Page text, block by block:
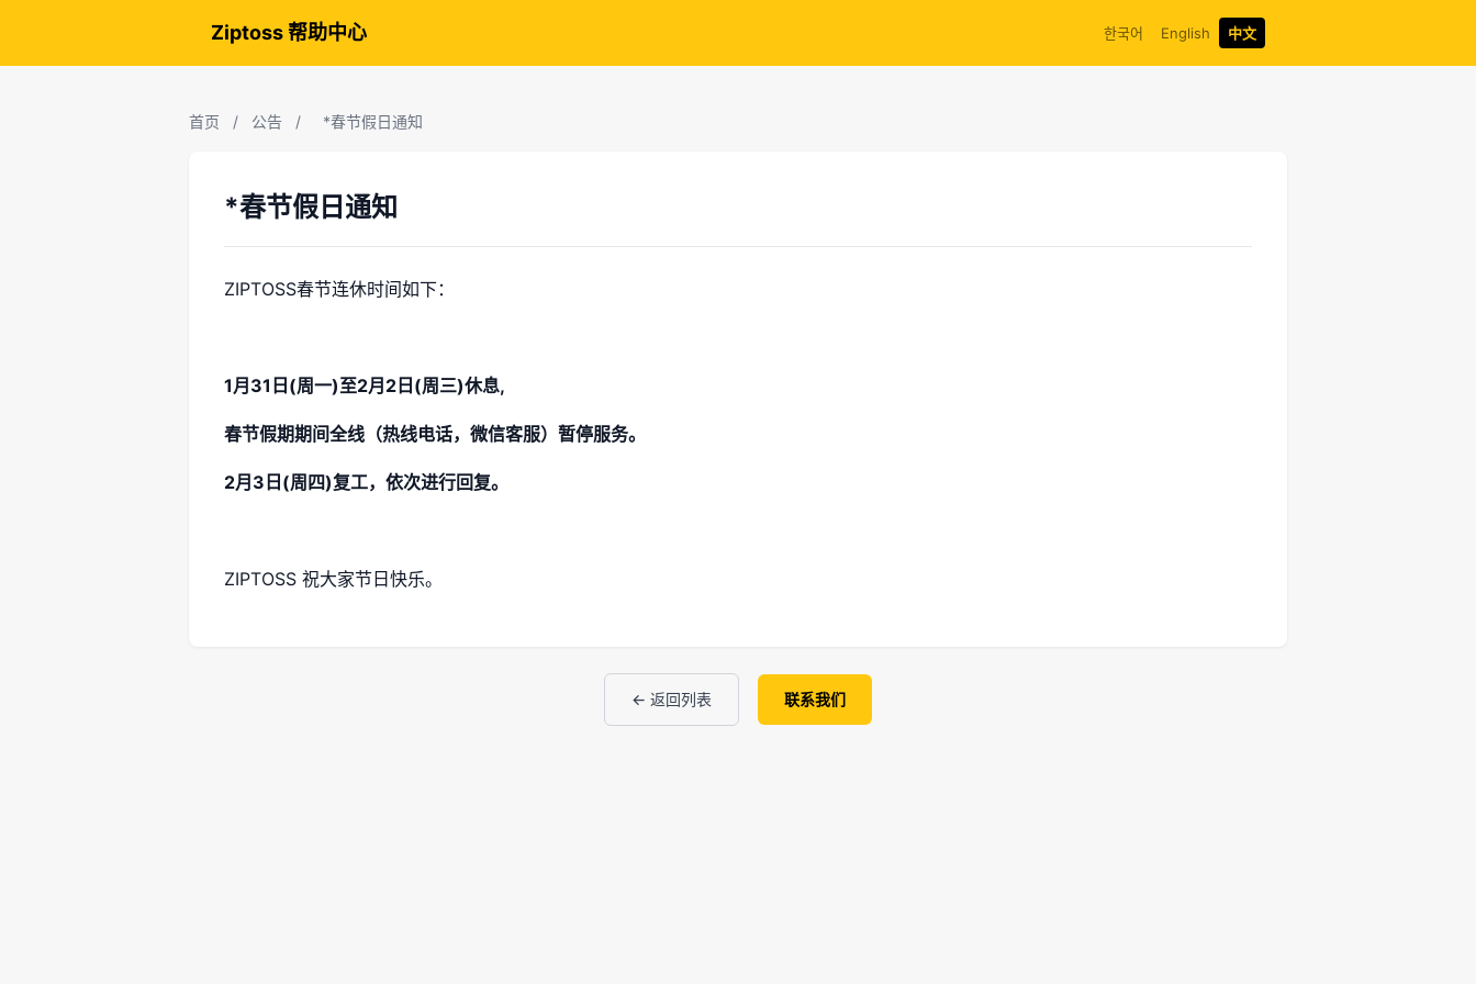
Ziptoss 帮助中心 한국어 English 中文
首页 / 公告 / *春节假日通知
*春节假日通知
ZIPTOSS春节连休时间如下：
1月31日(周一)至2月2日(周三)休息,
春节假期期间全线（热线电话，微信客服）暂停服务。
2月3日(周四)复工，依次进行回复。
ZIPTOSS 祝大家节日快乐。
← 返回列表 联系我们